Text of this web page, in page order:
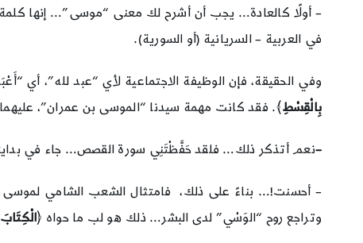
– أولًا كالعادة… يجب أن أشرح لك معنى “موسى”… إنها كلمة
في العربية – السريانية (أو السورية).
وفي الحقيقة، فإن الوظيفة الاجتماعية لأي “عبد لله”، أي
بِالْقِسْطِ﴾. فقد كانت مهمة سيدنا “الموسى بن عمران”، عليهما
–نعم أتذكر ذلك… فلقد حَفَّظْتَنِي سورة القصص… جاء في
– أحسنت!… بناءً على ذلك، فامتثال الشعب الشامي لموسى
وتراجع روح “الوَسْي” لدى البشر… ذلك هو لب ما حواه ﴿الْكِتَابَ